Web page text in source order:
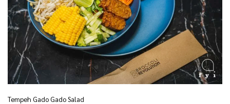
Tempeh Gado Gado Salad